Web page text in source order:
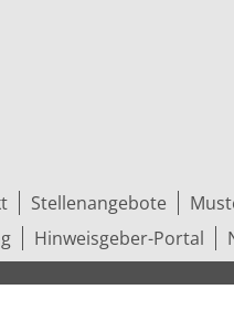
Stellenangebote
Hinweisgeber-Portal